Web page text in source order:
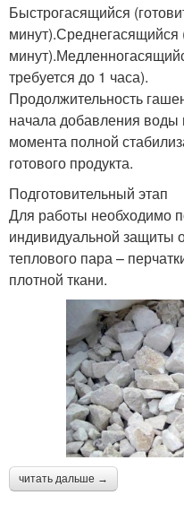
Быстрогасящийся
минут).Среднегасящийся
требуется до 1 часа).
Продолжительность
начала добавления
момента полной
готового продукта.
Подготовительный этап
Для работы необходимо
индивидуальной защиты
теплового пара –
плотной ткани.
читать дальше →